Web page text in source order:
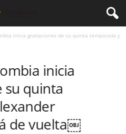
inicia grabaciones de su quinta temporada y
inicia
su quinta
de vuelta￼